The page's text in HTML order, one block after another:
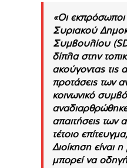
«Οι εκπρόσωποι
Συριακού
Συμβουλίου
δίπλα στην
ακούγοντας τις
προτάσεις των
κοινωνικό
απαιτήσεις
τέτοιο
Διοίκηση είναι
μπορεί να